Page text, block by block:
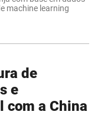
machine learning
de
e
com a China